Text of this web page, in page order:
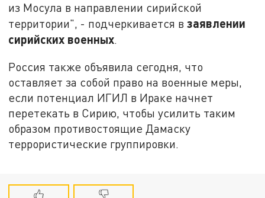
из Мосула в направлении сирийской
территории", - подчеркивается взаявлении
сирийских военных.
Россия также объявила сегодня, что
оставляет за собой право на военные меры,
если потенциал ИГИЛ в Ираке начнет
перетекать в Сирию, чтобы усилить таким
образом противостоящие Дамаску
террористические группировки.